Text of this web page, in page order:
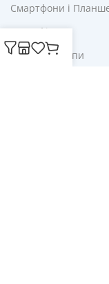
Смартфони і
Для Офісу
Ліхтарі і Лампи